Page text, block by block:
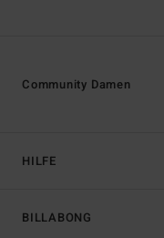
HILFE
BILLABONG
Community Damen